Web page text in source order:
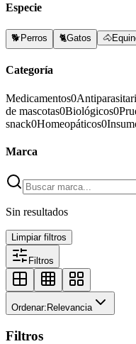
Especie
🐕 Perros 🐈Gatos 🐴
Categoría
Medicamentos0
de mascotas0Biológicos0
snack0Homeopáticos0
Marca
Sin resultados
Limpiar filtros
Filtros
Ordenar: Relevancia
Filtros